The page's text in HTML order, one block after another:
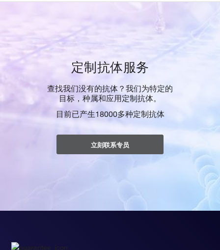
定制抗体服务
查找我们没有的抗体？我们为特定的
目标，种属和应用定制抗体。
目前已产生18000多种定制抗体
立刻联系专员